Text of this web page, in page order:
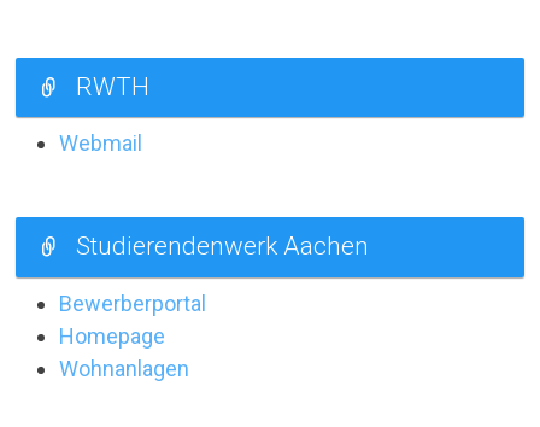
RWTH
Webmail
Studierendenwerk Aachen
Bewerberportal
Homepage
Wohnanlagen